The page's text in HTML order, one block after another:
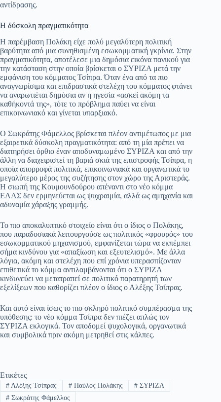
αντίδρασης.
Η δύσκολη πραγματικότητα
Η παρέμβαση Πολάκη είχε πολύ μεγαλύτερη πολιτική
βαρύτητα από μια συνηθισμένη εσωκομματική γκρίνια. Στην
πραγματικότητα, αποτέλεσε μια δημόσια εικόνα πανικού για
την κατάσταση στην οποία βρίσκεται ο ΣΥΡΙΖΑ μετά την
εμφάνιση του κόμματος Τσίπρα. Όταν ένα από τα πιο
αναγνωρίσιμα και επιδραστικά στελέχη του κόμματος φτάνει
να αναρωτιέται δημόσια αν η ηγεσία «ασκεί ακόμη τα
καθήκοντά της», τότε το πρόβλημα παύει να είναι
επικοινωνιακό και γίνεται υπαρξιακό.
Ο Σωκράτης Φάμελλος βρίσκεται πλέον αντιμέτωπος με μια
εξαιρετικά δύσκολη πραγματικότητα: από τη μία πρέπει να
διατηρήσει όρθιο έναν αποδυναμωμένο ΣΥΡΙΖΑ και από την
άλλη να διαχειριστεί τη βαριά σκιά της επιστροφής Τσίπρα, η
οποία απορροφά πολιτικά, επικοινωνιακά και οργανωτικά το
μεγαλύτερο μέρος της συζήτησης στον χώρο της Αριστεράς.
Η σιωπή της Κουμουνδούρου απέναντι στο νέο κόμμα
ΕΛΑΣ δεν ερμηνεύεται ως ψυχραιμία, αλλά ως αμηχανία και
αδυναμία χάραξης γραμμής.
Το πιο αποκαλυπτικό στοιχείο είναι ότι ο ίδιος ο Πολάκης,
που παραδοσιακά λειτουργούσε ως πολιτικός «φρουρός» του
εσωκομματικού μηχανισμού, εμφανίζεται τώρα να εκπέμπει
σήμα κινδύνου για «απαξίωση και εξευτελισμό». Με άλλα
λόγια, ακόμη και στελέχη που επί χρόνια υπερασπίζονταν
επιθετικά το κόμμα αντιλαμβάνονται ότι ο ΣΥΡΙΖΑ
κινδυνεύει να μετατραπεί σε πολιτικό παρατηρητή των
εξελίξεων που καθορίζει πλέον ο ίδιος ο Αλέξης Τσίπρας.
Και αυτό είναι ίσως το πιο σκληρό πολιτικό συμπέρασμα της
υπόθεσης: το νέο κόμμα Τσίπρα δεν πιέζει απλώς τον
ΣΥΡΙΖΑ εκλογικά. Τον αποδομεί ψυχολογικά, οργανωτικά
και συμβολικά πριν ακόμη μετρηθεί στις κάλπες.
Ετικέτες
#Αλέξης Τσίπρας #Παύλος Πολάκης # ΣΥΡΙΖΑ
#Σωκράτης Φάμελλος